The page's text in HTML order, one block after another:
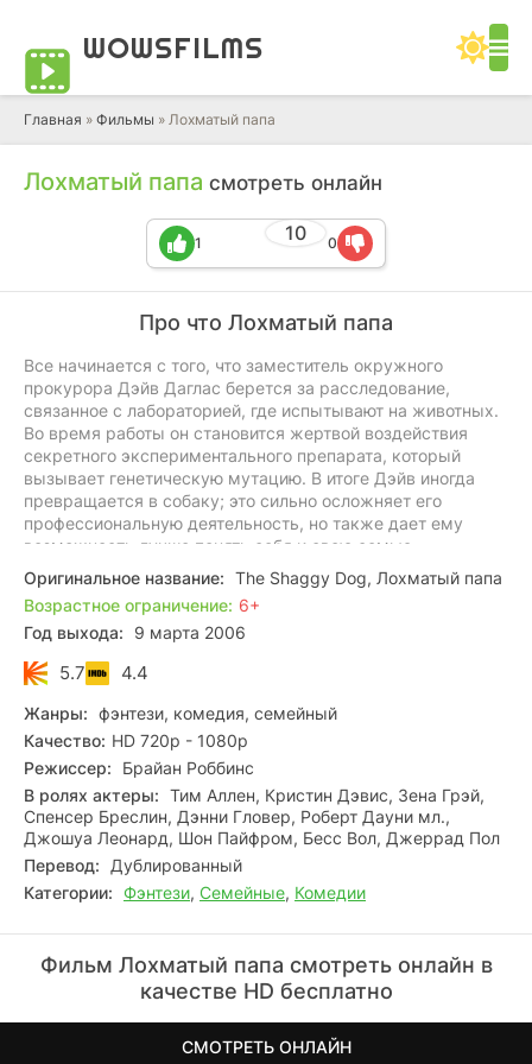
WOWSFILMS
Главная » Фильмы » Лохматый папа
Лохматый папа смотреть онлайн
10
1 0
Про что Лохматый папа
Все начинается с того, что заместитель окружного
прокурора Дэйв Даглас берется за расследование,
связанное с лабораторией, где испытывают на животных.
Во время работы он становится жертвой воздействия
секретного экспериментального препарата, который
вызывает генетическую мутацию. В итоге Дэйв иногда
превращается в собаку; это сильно осложняет его
профессиональную деятельность, но также дает ему
возможность лучше понять себя и свою семью.
Переосмыслив свою жизнь, Дэйв стремится вновь стать
хорошим мужем и отцом, но сначала он должен
выполнить важную миссию – остановить злые планы тех,
кто создал сыворотку, превратившую его в озорного пса…
Оригинальное название: The Shaggy Dog, Лохматый папа
Возрастное ограничение: 6+
Год выхода:
9 марта 2006
5.7 4.4
Жанры: фэнтези, комедия, семейный
Качество: HD 720p - 1080p
Режиссер:
Брайан Роббинс
В ролях актеры: Тим Аллен, Кристин Дэвис, Зена Грэй,
Спенсер Бреслин, Дэнни Гловер, Роберт Дауни мл.,
Джошуа Леонард, Шон Пайфром, Бесс Вол, Джеррад Пол
Перевод:
Дублированный
Категории: Фэнтези, Семейные, Комедии
Фильм Лохматый папа смотреть онлайн в
качестве HD бесплатно
СМОТРЕТЬ ОНЛАЙН